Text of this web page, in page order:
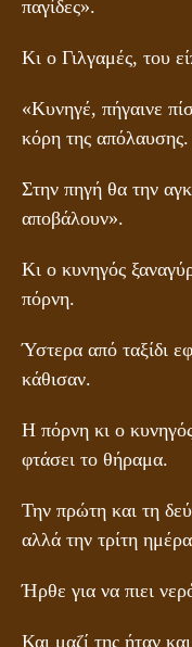
παγίδες».
Κι ο Γιλγαμές, του
«Κυνηγέ, πήγαινε
κόρη της απόλαυσης.
Στην πηγή θα την
αποβάλουν».
Κι ο κυνηγός
πόρνη.
Ύστερα από ταξίδι
κάθισαν.
Η πόρνη κι ο
φτάσει το θήραμα.
Την πρώτη και τη
αλλά την τρίτη
Ήρθε για να πιει
Και μαζί της ήταν